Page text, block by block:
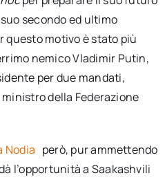
secondo ed ultimo
questo motivo è stato più
nemico Vladimir Putin,
per due mandati,
della Federazione
Nodia però, pur ammettendo
l’opportunità a Saakashvili